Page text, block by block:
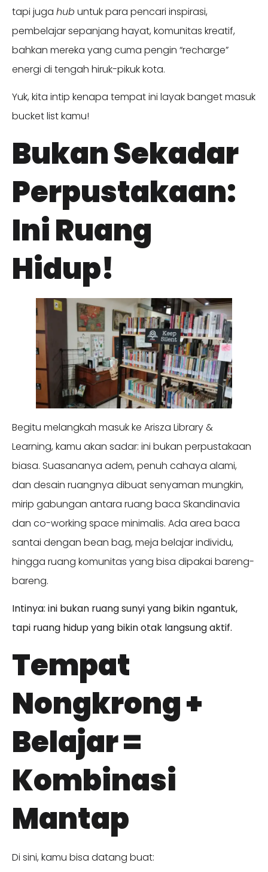
tapi juga hub untuk para pencari inspirasi,
pembelajar sepanjang hayat, komunitas kreatif,
bahkan mereka yang cuma pengin “recharge”
energi di tengah hiruk-pikuk kota.
Yuk, kita intip kenapa tempat ini layak banget masuk
bucket list kamu!
Bukan Sekadar
Perpustakaan:
Ini Ruang
Hidup!
Begitu melangkah masuk ke Arisza Library &
Learning, kamu akan sadar: ini bukan perpustakaan
biasa. Suasananya adem, penuh cahaya alami,
dan desain ruangnya dibuat senyaman mungkin,
mirip gabungan antara ruang baca Skandinavia
dan co-working space minimalis. Ada area baca
santai dengan bean bag, meja belajar individu,
hingga ruang komunitas yang bisa dipakai bareng-
bareng.
Intinya: ini bukan ruang sunyi yang bikin ngantuk,
tapi ruang hidup yang bikin otak langsung aktif.
Tempat
Nongkrong +
Belajar =
Kombinasi
Mantap
Di sini, kamu bisa datang buat: